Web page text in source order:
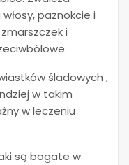
paznokcie i
i
śladowych ,
w takim
w leczeniu
są bogate w